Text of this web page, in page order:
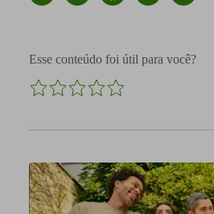
Esse conteúdo foi útil para você?